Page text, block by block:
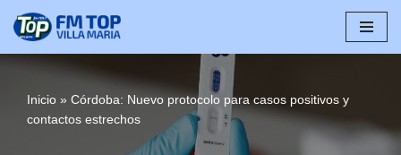
Inicio » Córdoba: Nuevo protocolo para casos positivos y
contactos estrechos